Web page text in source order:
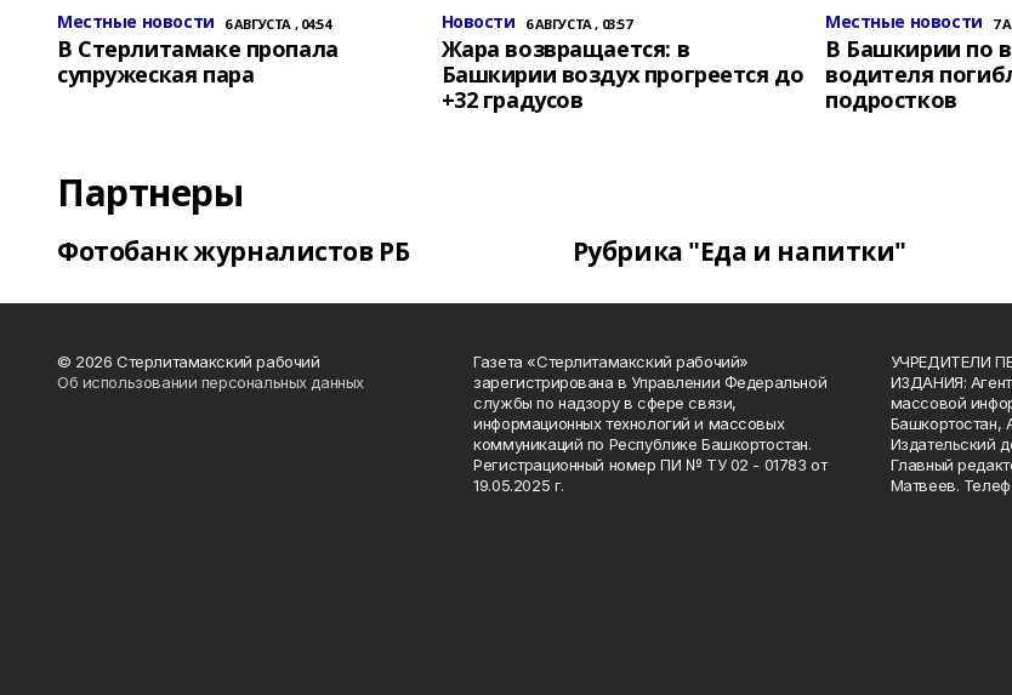
Местные новости 6 АВГУСТА , 04:54
В Стерлитамаке пропала
супружеская пара
Новости 6 АВГУСТА , 03:57
Жара возвращается: в
Башкирии воздух прогреется до
+32 градусов
Местные новости 7
В Башкирии по
водителя
подростков
Партнеры
Фотобанк журналистов РБ Рубрика "Еда и напитки"
© 2026 Стерлитамакский рабочий
Об использовании персональных данных
Газета «Стерлитамакский рабочий»
зарегистрирована в Управлении Федеральной
службы по надзору в сфере связи,
информационных технологий и массовых
коммуникаций по Республике Башкортостан.
Регистрационный номер ПИ № ТУ 02 - 01783 от
19.05.2025 г.
УЧРЕДИТЕЛИ
ИЗДАНИЯ:
массовой
Башкортостан,
Издательский
Главный
Матвеев.